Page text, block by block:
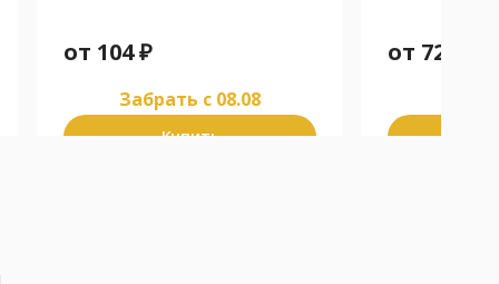
от 104₽
Забрать c 08.08
Купить
от 72